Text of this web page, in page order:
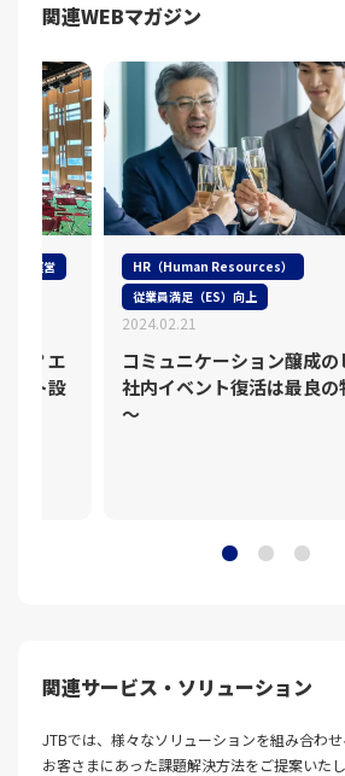
関連WEBマガジン
ント運営
！？エ
ント設
HR（Human Resources）
従業員満足（ES）向上
2024.02.21
コミュニケーション醸成
社内イベント復活は最良
～
関連サービス・ソリューション
JTBでは、様々なソリューションを組み合わ
お客さまにあった課題解決⽅法をご提案いたし